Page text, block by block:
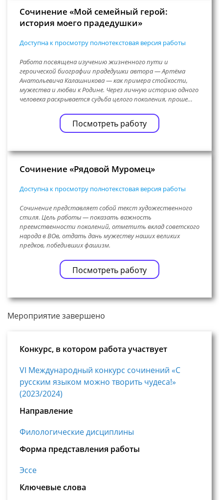
Сочинение «Мой семейный герой:
история моего прадедушки»
Доступна к просмотру полнотекстовая версия работы
Работа посвящена изучению жизненного пути и
героической биографии прадедушки автора — Артёма
Анатольевича Калашникова — как примера стойкости,
мужества и любви к Родине. Через личную историю одного
человека раскрывается судьба целого поколения, проше…
Посмотреть работу
Сочинение «Рядовой Муромец»
Доступна к просмотру полнотекстовая версия работы
Сочинение представляет собой текст художественного
стиля. Цель работы — показать важность
преемственности поколений, отметить вклад советского
народа в ВОв, отдать дань мужеству наших великих
предков, победивших фашизм.
Посмотреть работу
Мероприятие завершено
Конкурс, в котором работа участвует
VI Международный конкурс сочинений «С
русским языком можно творить чудеса!»
(2023/2024)
Направление
Филологические дисциплины
Форма представления работы
Эссе
Ключевые слова